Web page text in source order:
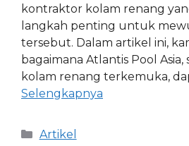
kontraktor kolam renang
langkah penting untuk
tersebut. Dalam artikel ini,
bagaimana Atlantis Pool
kolam renang terkemuka,
Selengkapnya
Artikel